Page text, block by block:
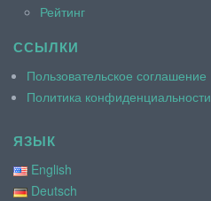
Рейтинг
ССЫЛКИ
Пользовательское соглашение
Политика конфиденциальности
ЯЗЫК
English
Deutsch